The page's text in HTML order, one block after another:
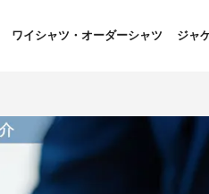
ワイシャツ・オーダーシャツ ジャ